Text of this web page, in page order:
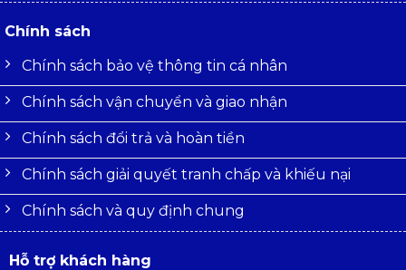
Chính sách
Chính sách bảo vệ thông tin cá nhân
Chính sách vận chuyển và giao nhận
Chính sách đổi trả và hoàn tiền
Chính sách giải quyết tranh chấp và khiếu nại
Chính sách và quy định chung
Hỗ trợ khách hàng